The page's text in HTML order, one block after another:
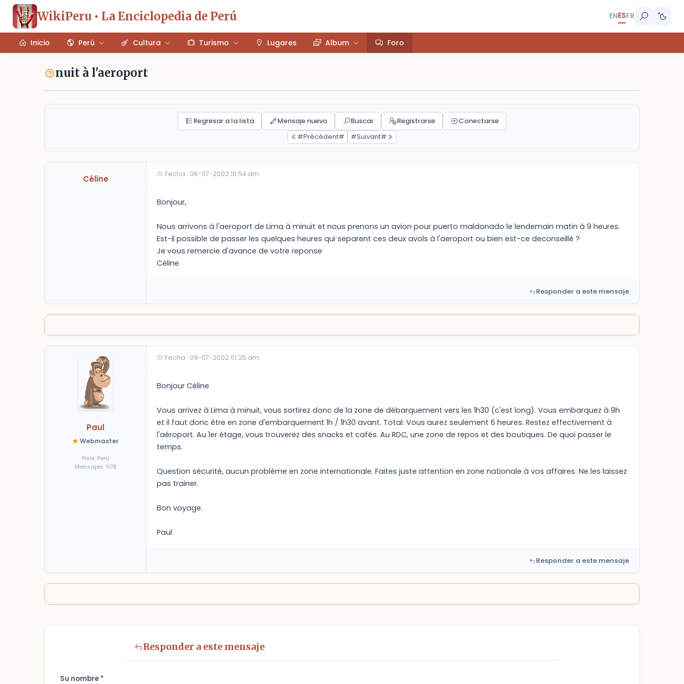
WikiPeru • La Enciclopedia de Perú ENESFR
Inicio Perú Cultura Turismo Lugares Album Foro
nuit à l'aeroport
Regresar a la lista Mensaje nuevo Buscar Registrarse
Conectarse
#Précédent#
#Suivant#
Céline Fecha : 06-07-2002 10:54 am
Bonjour,
Nous arrivons à l'aeroport de Lima à minuit et nous prenons un avion pour puerto maldonado le lendemain matin à 9 heures.
Est-il possible de passer les quelques heures qui separent ces deux avols à l'aeroport ou bien est-ce deconseillé ?
Je vous remercie d'avance de votre reponse
Céline
Responder a este mensaje
Paul
Webmaster
País: Perú
Mensajes: 1178
Fecha : 09-07-2002 01:25 am
Bonjour Céline
Vous arrivez à Lima à minuit, vous sortirez donc de la zone de débarquement vers les 1h30 (c'est long). Vous embarquez à 9h
et il faut donc être en zone d'embarquement 1h / 1h30 avant. Total: Vous aurez seulement 6 heures. Restez effectivement à
l'aéroport. Au 1er étage, vous trouverez des snacks et cafés. Au RDC, une zone de repos et des boutiques. De quoi passer le
temps.
Question sécurité, aucun problème en zone internationale. Faites juste attention en zone nationale à vos affaires. Ne les laissez
pas trainer.
Bon voyage.
Paul
Responder a este mensaje
Responder a este mensaje
Su nombre *